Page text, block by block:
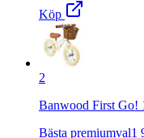
Köp
2
Banwood First Go!
Bästa premiumval1